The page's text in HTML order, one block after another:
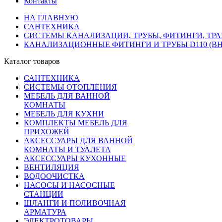
НА ГЛАВНУЮ
САНТЕХНИКА
СИСТЕМЫ КАНАЛИЗАЦИИ, ТРУБЫ, ФИТИНГИ,
КАНАЛИЗАЦИОННЫЕ ФИТИНГИ И ТРУБЫ D110
Каталог товаров
САНТЕХНИКА
СИСТЕМЫ ОТОПЛЕНИЯ
МЕБЕЛЬ ДЛЯ ВАННОЙ
КОМНАТЫ
МЕБЕЛЬ ДЛЯ КУХНИ
КОМПЛЕКТЫ МЕБЕЛЬ ДЛЯ
ПРИХОЖЕЙ
АКСЕССУАРЫ ДЛЯ ВАННОЙ
КОМНАТЫ И ТУАЛЕТА
АКСЕССУАРЫ КУХОННЫЕ
ВЕНТИЛЯЦИЯ
ВОДООЧИСТКА
НАСОСЫ И НАСОСНЫЕ
СТАНЦИИ
ШЛАНГИ И ПОЛИВОЧНАЯ
АРМАТУРА